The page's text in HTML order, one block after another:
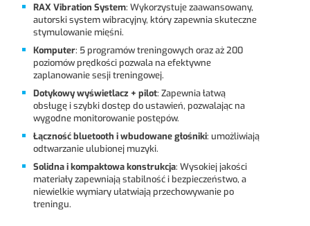
RAX Vibration System: Wykorzystuje zaawansowany,
autorski system wibracyjny, który zapewnia skuteczne
stymulowanie mięśni.
Komputer: 5 programów treningowych oraz aż 200
poziomów prędkości pozwala na efektywne
zaplanowanie sesji treningowej.
Dotykowy wyświetlacz + pilot: Zapewnia łatwą
obsługę i szybki dostęp do ustawień, pozwalając na
wygodne monitorowanie postępów.
Łączność bluetooth i wbudowanegłośniki: umożliwiają
odtwarzanie ulubionej muzyki.
Solidna i kompaktowa konstrukcja: Wysokiej jakości
materiały zapewniają stabilność i bezpieczeństwo, a
niewielkie wymiary ułatwiają przechowywanie po
treningu.